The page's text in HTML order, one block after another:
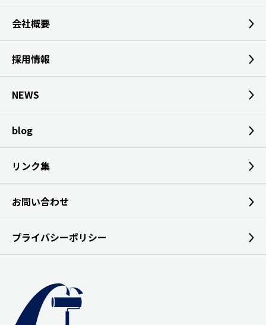
会社概要
採用情報
NEWS
blog
リンク集
お問い合わせ
プライバシーポリシー